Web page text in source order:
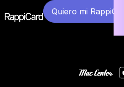
Quiero mi